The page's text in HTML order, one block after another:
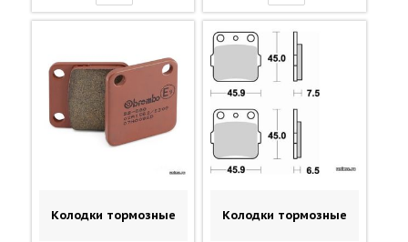
Колодки тормозные Колодки тормозные